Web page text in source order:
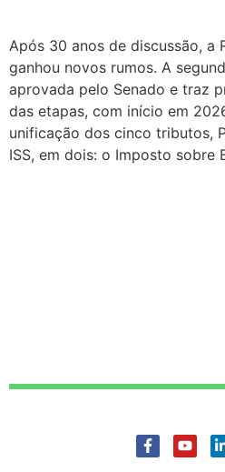
Após 30 anos de discussão, a
ganhou novos rumos. A
aprovada pelo Senado e traz
das etapas, com início em
unificação dos cinco tributos,
ISS, em dois: o Imposto sobre